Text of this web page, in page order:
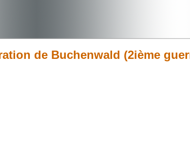
de Buchenwald (2ième